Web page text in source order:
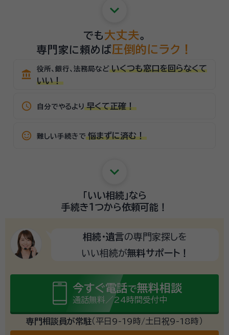
keyboard_arrow_down
でも 大丈夫。
専門家に頼めば圧倒的にラク！
account_balance 役所、銀行、法務局など いくつも窓口を回らなくて
いい！
schedule 自分でやるより 早くて正確！
sentiment_satisfied_alt 難しい手続きで 悩まずに済む！
keyboard_arrow_down
「いい相続」なら
手続き1つから依頼可能！
相続・遺言の専門家探しを
いい相続が無料サポート！
今すぐ電話で無料相談
通話無料／24時間受付中
専門相談員が常駐（平日9-19時/土日祝9-18時）